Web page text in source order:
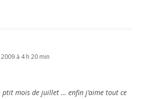
à 4 h 20 min
ptit mois de juillet … enfin j’aime tout ce